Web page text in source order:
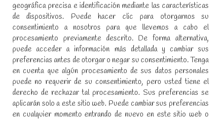
Política de cookies
SÍGUENOS EN REDES SOCIALES
Encuéntranos en:
Facebook
page
opens
in
YouTube
page
opens
in
Instagram
page
opens
in
No te pierdas las promociones y novedades, suscríbete a
nuestra newsletter:
geográfica precisa e identificación mediante las características
de dispositivos. Puede hacer clic para otorgarnos su
consentimiento a nosotros para que llevemos a cabo el
procesamiento previamente descrito. De forma alternativa,
puede acceder a información más detallada y cambiar sus
preferencias antes de otorgar o negar su consentimiento. Tenga
en cuenta que algún procesamiento de sus datos personales
puede no requerir de su consentimiento, pero usted tiene el
derecho de rechazar tal procesamiento. Sus preferencias se
aplicarán solo a este sitio web. Puede cambiar sus preferencias
en cualquier momento entrando de nuevo en este sitio web o